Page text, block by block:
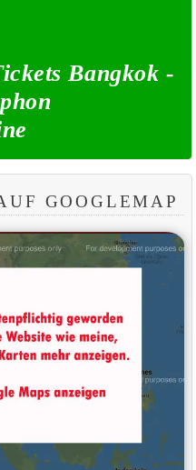
Bangkok -
GOOGLEMAP